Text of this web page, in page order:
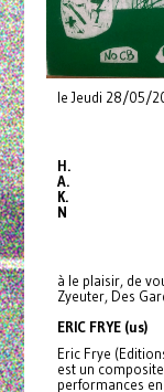
le Jeudi 28/05/
H.
A.
K.
N
à le plaisir, de
Zyeuter, Des
ERIC FRYE (us)
Eric Frye
est un
performances